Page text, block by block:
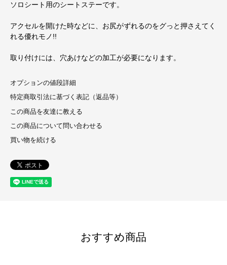
ソロシート用のシートステーです。
アクセルを開けた時などに、お尻がずれるのをグっと押さえてく
れる優れモノ!!
取り付けには、穴あけなどの加工が必要になります。
オプションの値段詳細
特定商取引法に基づく表記（返品等）
この商品を友達に教える
この商品について問い合わせる
買い物を続ける
おすすめ商品